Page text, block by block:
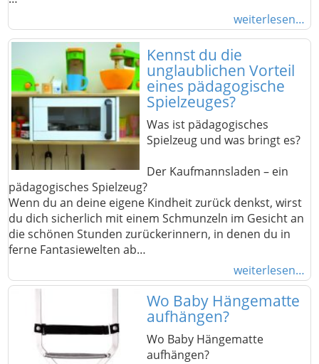
weiterlesen…
Kennst du die
unglaublichen Vorteil
eines pädagogische
Spielzeuges?
Was ist pädagogisches
Spielzeug und was bringt es?
Der Kaufmannsladen – ein
pädagogisches Spielzeug?
Wenn du an deine eigene Kindheit zurück denkst, wirst
du dich sicherlich mit einem Schmunzeln im Gesicht an
die schönen Stunden zurückerinnern, in denen du in
ferne Fantasiewelten ab…
weiterlesen…
Wo Baby Hängematte
aufhängen?
Wo Baby Hängematte
aufhängen?